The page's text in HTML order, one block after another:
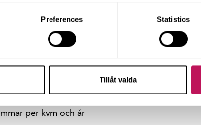
Preferences Statistics
Tillåt valda
till vinnare av det prestigefulla arkitekturpriset
ut av den amerikanska tidskriften
projekt där god design berikar
hemsida.
per kvm och år